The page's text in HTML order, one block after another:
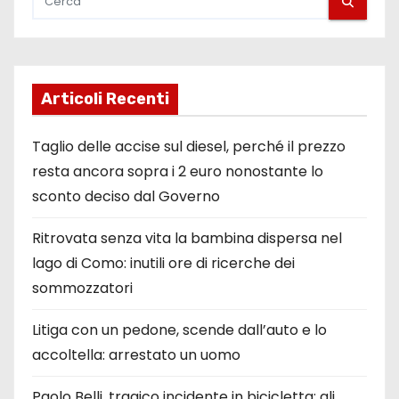
t
c
o
l
i
Articoli Recenti
Taglio delle accise sul diesel, perché il prezzo
resta ancora sopra i 2 euro nonostante lo
sconto deciso dal Governo
Ritrovata senza vita la bambina dispersa nel
lago di Como: inutili ore di ricerche dei
sommozzatori
Litiga con un pedone, scende dall’auto e lo
accoltella: arrestato un uomo